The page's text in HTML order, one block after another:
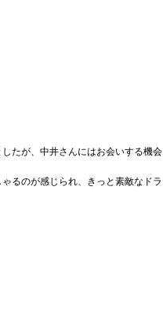
たが、中井さんにはお会いする機会
るのが感じられ、きっと素敵なドラ